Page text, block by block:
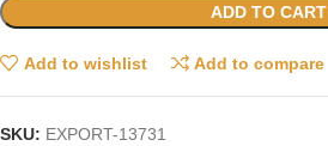
ADD TO CART
Add to wishlist Add to compare
SKU: EXPORT-13731